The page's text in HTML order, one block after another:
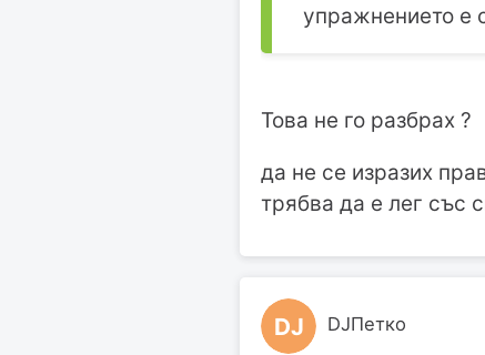
упражнението е
Това не го разбрах ?
да не се изразих
трябва да е лег със
DJ DJПетко